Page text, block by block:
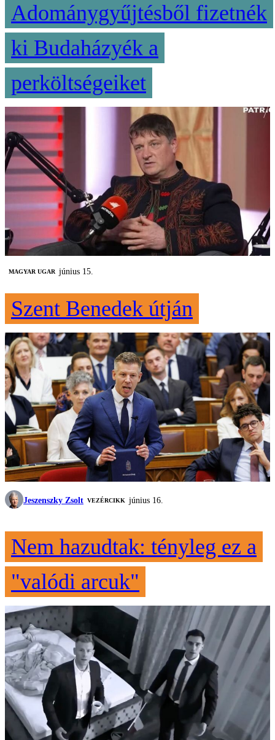
Adománygyűjtésből fizetnék
ki Budaházyék a
perköltségeiket
MAGYAR UGAR június 15.
Szent Benedek útján
Jeszenszky Zsolt VEZÉRCIKK június 16.
Nem hazudtak: tényleg ez a
"valódi arcuk"